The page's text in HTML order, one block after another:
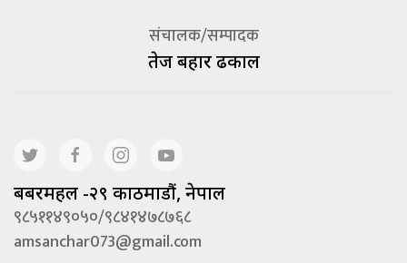
संचालक/सम्पादक
तेज बहादूर ढकाल
बबरमहल -२९ काठमाडौं, नेपाल
९८५११४९०५०/९८४१४७८७६८
amsanchar073@gmail.com